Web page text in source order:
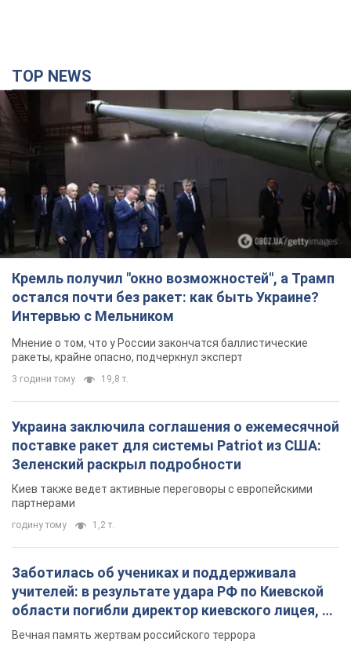
TOP NEWS
Кремль получил "окно возможностей", а Трамп
остался почти без ракет: как быть Украине?
Интервью с Мельником
Мнение о том, что у России закончатся баллистические
ракеты, крайне опасно, подчеркнул эксперт
3 години тому 19,8 т.
Украина заключила соглашения о ежемесячной
поставке ракет для системы Patriot из США:
Зеленский раскрыл подробности
Киев также ведет активные переговоры с европейскими
партнерами
годину тому 1,2 т.
Заботилась об учениках и поддерживала
учителей: в результате удара РФ по Киевской
области погибли директор киевского лицея, её
муж и внук
Вечная память жертвам российского террора